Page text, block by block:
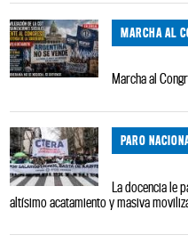
MARCHA AL
Marcha al
PARO
La docencia le
altísimo acatamiento y masiva